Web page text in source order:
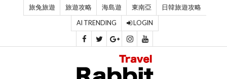
旅兔旅遊 旅遊攻略 海島遊 東南亞 日韓旅遊攻略
AI TRENDING LOGIN